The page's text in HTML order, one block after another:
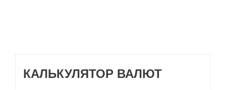
КАЛЬКУЛЯТОР ВАЛЮТ